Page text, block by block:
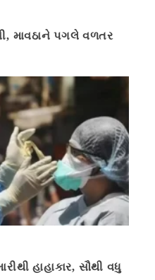
માવઠાને પગલે વળતર
હાહાકાર, સૌથી વધુ